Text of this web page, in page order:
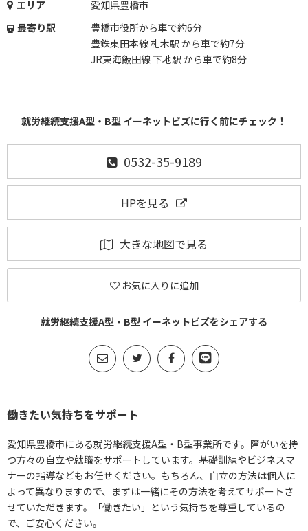
エリア
愛知県豊橋市
最寄り駅
豊橋市役所から車で約6分
豊鉄東田本線 札木駅 から車で約7分
JR東海飯田線 下地駅 から車で約8分
就労継続支援A型・B型 イーネットビズに行く前にチェック！
0532-35-9189
HPを見る
大きな地図で見る
お気に入りに追加
就労継続支援A型・B型 イーネットビズをシェアする
働きたい気持ちをサポート
愛知県豊橋市にある就労継続支援A型・B型事業所です。障がいを持
つ方々の自立や就職をサポートしています。基礎訓練やビジネスマ
ナーの指導などもお任せください。もちろん、自立の方法は個人に
よって異なりますので、まずは一緒にその方法を考えてサポートさ
せていただきます。「働きたい」という気持ちを尊重しているの
で、ご安心ください。